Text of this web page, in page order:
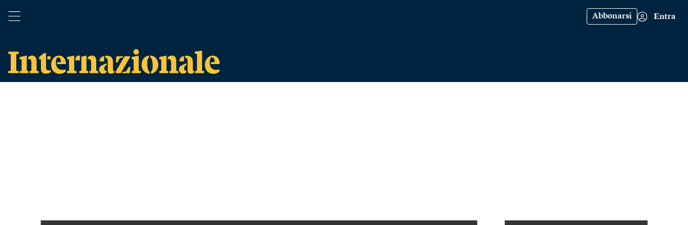
Abbonarsi Entra